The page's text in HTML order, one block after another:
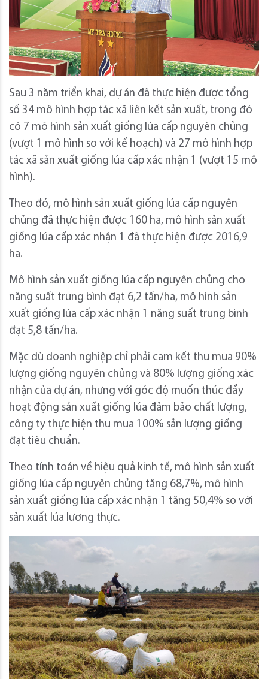
Sau 3 năm triển khai, dự án đã thực hiện được tổng
số 34 mô hình hợp tác xã liên kết sản xuất, trong đó
có 7 mô hình sản xuất giống lúa cấp nguyên chủng
(vượt 1 mô hình so với kế hoạch) và 27 mô hình hợp
tác xã sản xuất giống lúa cấp xác nhận 1 (vượt 15 mô
hình).
Theo đó, mô hình sản xuất giống lúa cấp nguyên
chủng đã thực hiện được 160 ha, mô hình sản xuất
giống lúa cấp xác nhận 1 đã thực hiện được 2016,9
ha.
Mô hình sản xuất giống lúa cấp nguyên chủng cho
năng suất trung bình đạt 6,2 tấn/ha, mô hình sản
xuất giống lúa cấp xác nhận 1 năng suất trung bình
đạt 5,8 tấn/ha.
Mặc dù doanh nghiệp chỉ phải cam kết thu mua 90%
lượng giống nguyên chủng và 80% lượng giống xác
nhận của dự án, nhưng với góc độ muốn thúc đẩy
hoạt động sản xuất giống lúa đảm bảo chất lượng,
công ty thực hiện thu mua 100% sản lượng giống
đạt tiêu chuẩn.
Theo tính toán về hiệu quả kinh tế, mô hình sản xuất
giống lúa cấp nguyên chủng tăng 68,7%, mô hình
sản xuất giống lúa cấp xác nhận 1 tăng 50,4% so với
sản xuất lúa lương thực.